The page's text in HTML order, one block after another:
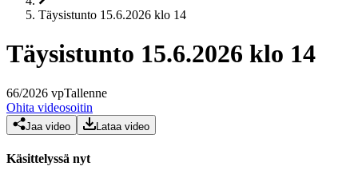
Täysistunto 15.6.2026 klo 14
Täysistunto 15.6.2026 klo 14
66/2026 vpTallenne
Ohita videosoitin
Jaa video Lataa video
Käsittelyssä nyt